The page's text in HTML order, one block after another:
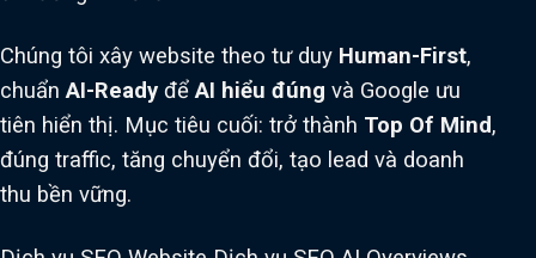
Chúng tôi xây website theo tư duy Human-First,
chuẩnAI-Ready đểAI hiểu đúng và Google ưu
tiên hiển thị. Mục tiêu cuối: trở thành Top Of Mind,
đúng traffic, tăng chuyển đổi, tạo lead và doanh
thu bền vững.